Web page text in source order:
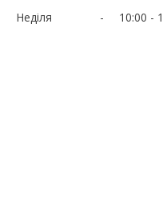
Неділя
10:00